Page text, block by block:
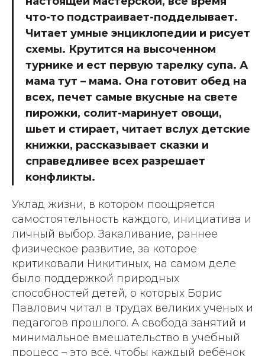
что-то подстраивает-подделывает.
Читает умные энциклопедии и рисует
схемы. Крутится на высоченном
турнике и ест первую тарелку супа. А
мама тут – мама. Она готовит обед на
всех, печет самые вкусные на свете
пирожки, солит-маринует овощи,
шьет и стирает, читает вслух детские
книжки, рассказывает сказки и
справедливее всех разрешает
конфликты.
Уклад жизни, в котором поощряется
самостоятельность каждого, инициатива и
личный выбор. Закаливание, раннее
физическое развитие, за которое
критиковали Никитиных, на самом деле
было поддержкой природных
способностей детей, о которых Борис
Павлович читал в трудах великих ученых и
педагогов прошлого. А свобода занятий и
минимальное вмешательство в учебный
процесс – это всё, чтобы каждый ребёнок